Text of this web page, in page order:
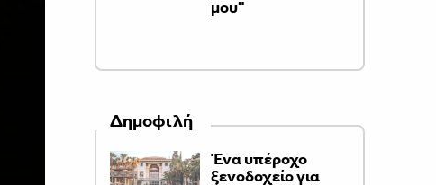
μου"
Δημοφιλή
Ένα υπέροχο
ξενοδοχείο για